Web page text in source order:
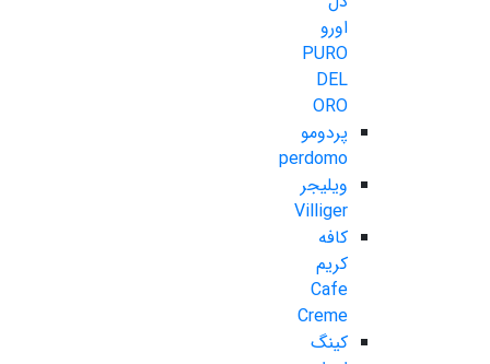
اورو
PURO
DEL
ORO
پردومو
perdomo
ویلیجر
Villiger
کافه
کریم
Cafe
Creme
کینگ